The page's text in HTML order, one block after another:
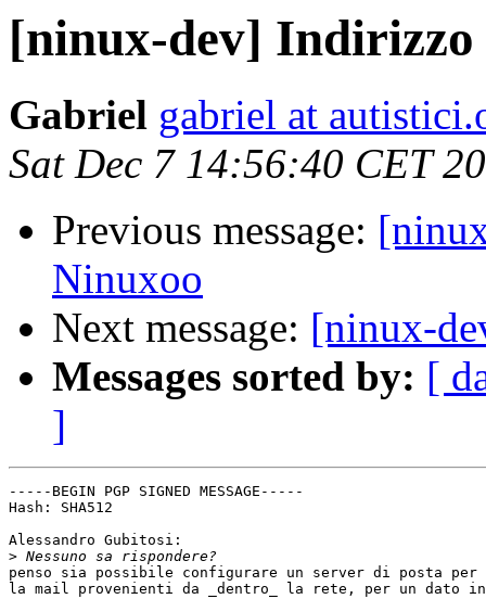
[ninux-dev]
Gabriel gabriel at
Sat Dec 7 14:56:40 CET
Previous message:
Ninuxoo
Next message: [ninux-
Messages sorted by: [
]
-----BEGIN PGP SIGNED MESSAGE-----
Hash: SHA512
Alessandro Gubitosi:
>
penso sia possibile configurare un server di posta
la mail provenienti da _dentro_ la rete, per un dato